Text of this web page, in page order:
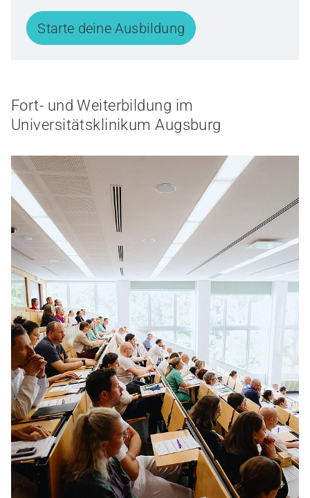
Starte deine Ausbildung
Fort- und Weiterbildung im
Universitätsklinikum Augsburg